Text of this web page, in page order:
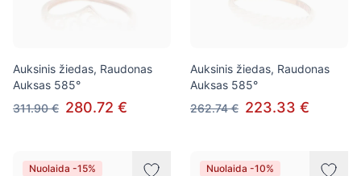
Auksinis žiedas, Raudonas
Auksas 585°
311.90 € 280.72 €
Auksinis žiedas, Raudonas
Auksas 585°
262.74 € 223.33 €
Nuolaida -15% Nuolaida -10%